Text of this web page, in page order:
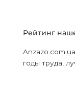
Рейтинг
годы труда,